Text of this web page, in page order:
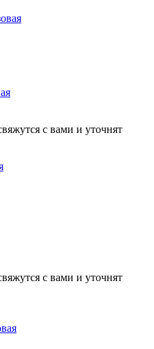
с вами и уточнят
с вами и уточнят